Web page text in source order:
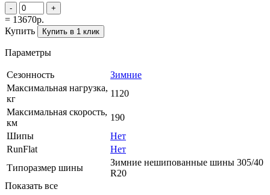
- +
= 13670р.
Купить
Купить в 1 клик
Параметры
Сезонность
Зимние
Максимальная нагрузка,
кг
1120
Максимальная скорость,
км
190
Шипы
Нет
RunFlat
Нет
Типоразмер шины
Зимние нешипованные шины 305/40
R20
Показать все